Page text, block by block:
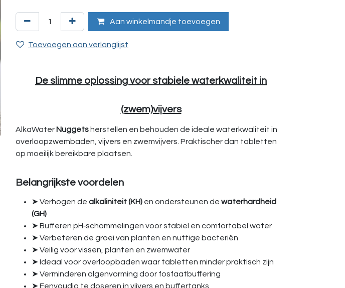
Aan winkelmandje toevoegen
Toevoegen aan verlanglijst
De slimme oplossing voor stabiele waterkwaliteit in
(zwem)vijvers
AlkaWater Nuggets herstellen en behouden de ideale waterkwaliteit in
overloopzwembaden, vijvers en zwemvijvers. Praktischer dan tabletten
op moeilijk bereikbare plaatsen.
Belangrijkste voordelen
➤ Verhogen de alkaliniteit (KH) en ondersteunen de waterhardheid
(GH)
➤ Bufferen pH‑schommelingen voor stabiel en comfortabel water
➤ Verbeteren de groei van planten en nuttige bacteriën
➤ Veilig voor vissen, planten en zwemwater
➤ Ideaal voor overloopbaden waar tabletten minder praktisch zijn
➤ Verminderen algenvorming door fosfaatbuffering
➤ Eenvoudig te doseren in vijvers en buffertanks